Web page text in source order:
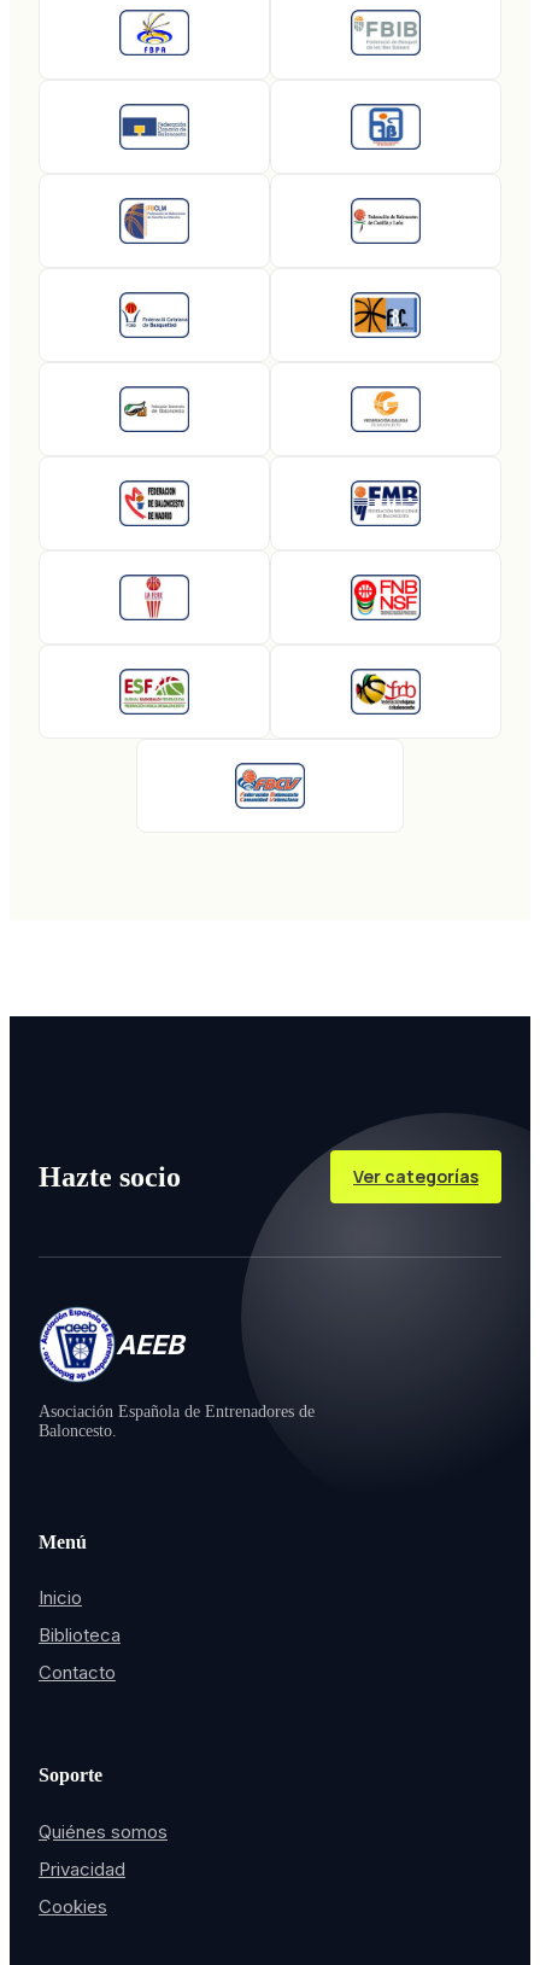
Hazte socio Ver categorías
AEEB
Asociación Española de Entrenadores de
Baloncesto.
Menú
Inicio
Biblioteca
Contacto
Soporte
Quiénes somos
Privacidad
Cookies